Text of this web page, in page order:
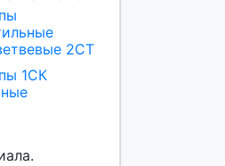
2СТ
1СК